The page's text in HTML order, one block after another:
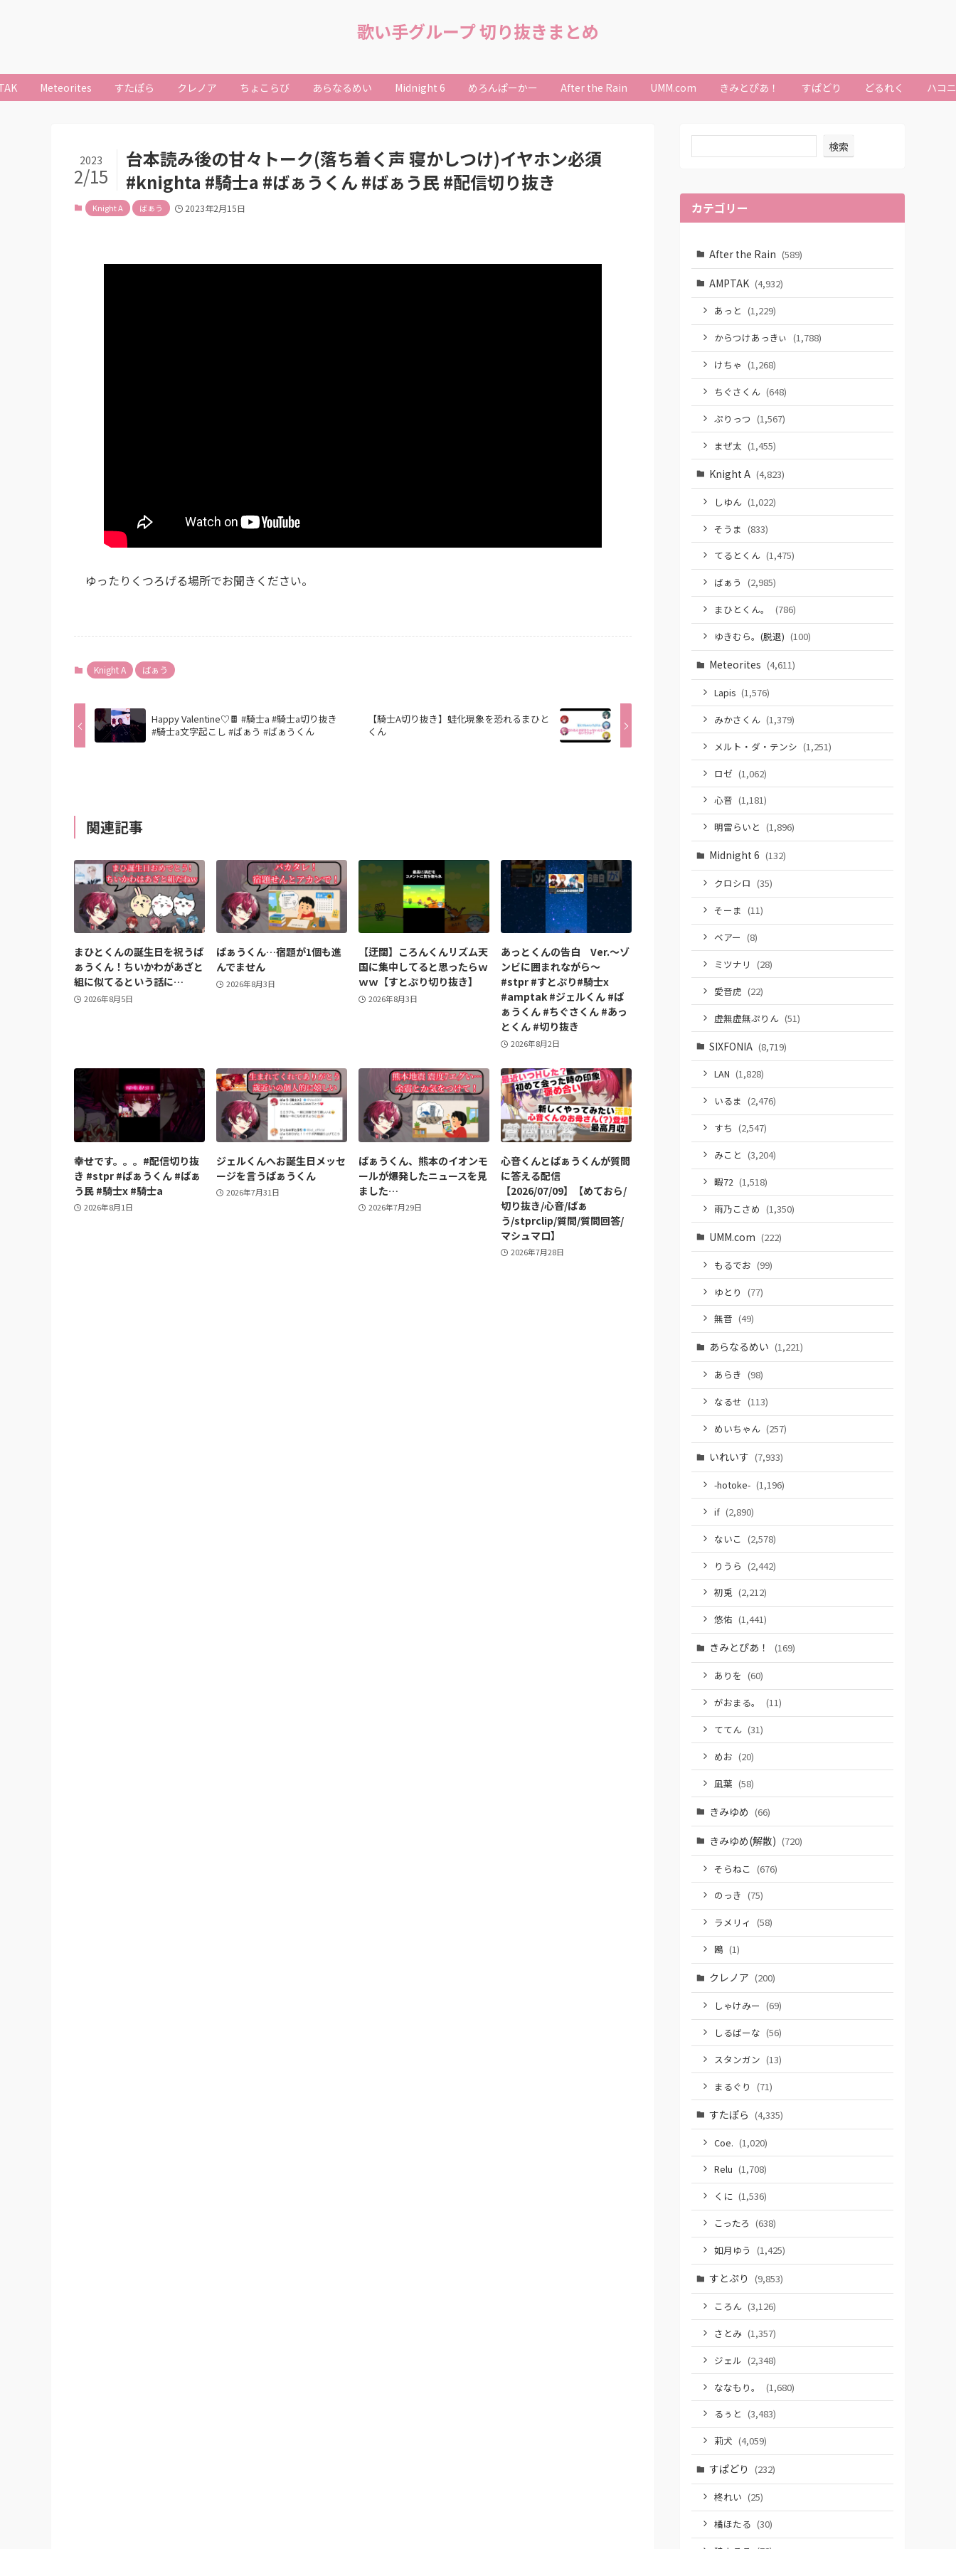
歌い手グループ 切り抜きまとめ
Meteorites すたぽら クレノア ちょこらび あらなるめい Midnight 6 めろんぱーかー After the Rain UMM.com きみとぴあ！ すぱどり どるれく ハコ
台本読み後の甘々トーク(落ち着く声 寝かしつけ)イヤホン必須
#knighta #騎士a #ばぁうくん #ばぁう民 #配信切り抜き
2023
2/15
Knight A ばぁう 2023年2月15日
ゆったりくつろげる場所でお聞きください。
Knight A ばぁう
Happy Valentine♡🍫 #騎士a #騎士a切り抜き
#騎士a文字起こし #ばぁう #ばぁうくん
【騎士A切り抜き】蛙化現象を恐れるまひと
くん
関連記事
まひとくんの誕生日を祝うば
ぁうくん！ちいかわがあざと
組に似てるという話に…
2026年8月5日
ばぁうくん…宿題が1個も進
んでません
2026年8月3日
【迂闊】ころんくんリズム天
国に集中してると思ったらｗ
ｗｗ【すとぷり切り抜き】
2026年8月3日
あっとくんの告白 Ver.〜ゾ
ンビに囲まれながら〜
#stpr #すとぷり#騎士x
#amptak #ジェルくん #ば
ぁうくん #ちぐさくん #あっ
とくん #切り抜き
2026年8月2日
幸せです。。。#配信切り抜
き #stpr #ばぁうくん #ばぁ
う民 #騎士x #騎士a
2026年8月1日
ジェルくんへお誕生日メッセ
ージを言うばぁうくん
2026年7月31日
ばぁうくん、熊本のイオンモ
ールが爆発したニュースを見
ました…
2026年7月29日
心音くんとばぁうくんが質問
に答える配信
【2026/07/09】【めておら/
切り抜き/心音/ばぁ
う/stprclip/質問/質問回答/
マシュマロ】
2026年7月28日
検索
カテゴリー
After the Rain (589)
AMPTAK (4,932)
あっと (1,229)
からつけあっきぃ (1,788)
けちゃ (1,268)
ちぐさくん (648)
ぷりっつ (1,567)
まぜ太 (1,455)
Knight A (4,823)
しゆん (1,022)
そうま (833)
てるとくん (1,475)
ばぁう (2,985)
まひとくん。
(786)
ゆきむら。(脱退) (100)
Meteorites (4,611)
Lapis (1,576)
みかさくん (1,379)
メルト・ダ・テンシ (1,251)
ロゼ (1,062)
心音 (1,181)
明雷らいと (1,896)
Midnight 6 (132)
クロシロ (35)
そーま (11)
ベアー (8)
ミツナリ (28)
愛音虎 (22)
虚無虚無ぷりん (51)
SIXFONIA (8,719)
LAN (1,828)
いるま (2,476)
すち (2,547)
みこと (3,204)
暇72 (1,518)
雨乃こさめ (1,350)
UMM.com (222)
もるでお (99)
ゆとり (77)
無音 (49)
あらなるめい (1,221)
あらき (98)
なるせ (113)
めいちゃん (257)
いれいす (7,933)
-hotoke- (1,196)
if (2,890)
ないこ (2,578)
りうら (2,442)
初兎 (2,212)
悠佑 (1,441)
きみとぴあ！ (169)
ありを (60)
がおまる。
(11)
ててん (31)
めお (20)
凪葉 (58)
きみゆめ (66)
きみゆめ(解散) (720)
そらねこ (676)
のっき (75)
ラメリィ (58)
鴎 (1)
クレノア (200)
しゃけみー (69)
しるばーな (56)
スタンガン (13)
まるぐり (71)
すたぽら (4,335)
Coe. (1,020)
Relu (1,708)
くに (1,536)
こったろ (638)
如月ゆう (1,425)
すとぷり (9,853)
ころん (3,126)
さとみ (1,357)
ジェル (2,348)
ななもり。
(1,680)
るぅと (3,483)
莉犬 (4,059)
すぱどり (232)
柊れい (25)
橘ほたる (30)